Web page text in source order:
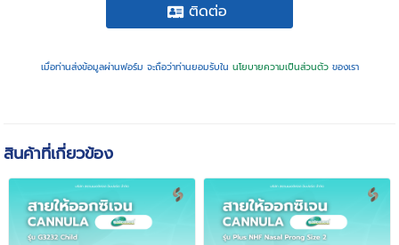
ติดต่อ
เมื่อท่านส่งข้อมูลผ่านฟอร์ม จะถือว่าท่านยอมรับใน นโยบายความเป็นส่วนตัวของเรา
สินค้าที่เกี่ยวข้อง